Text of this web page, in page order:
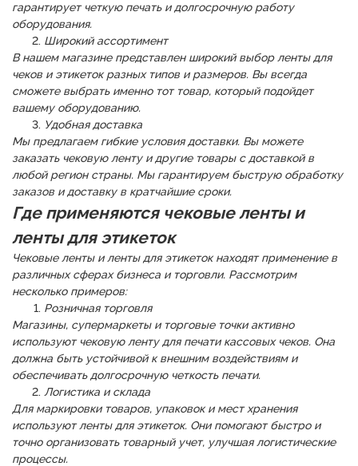
гарантирует четкую печать и долгосрочную работу
оборудования.
Широкий ассортимент
В нашем магазине представлен широкий выбор ленты для
чеков и этикеток разных типов и размеров. Вы всегда
сможете выбрать именно тот товар, который подойдет
вашему оборудованию.
Удобная доставка
Мы предлагаем гибкие условия доставки. Вы можете
заказать чековую ленту и другие товары с доставкой в
любой регион страны. Мы гарантируем быструю обработку
заказов и доставку в кратчайшие сроки.
Где применяются чековые ленты и
ленты для этикеток
Чековые ленты и ленты для этикеток находят применение в
различных сферах бизнеса и торговли. Рассмотрим
несколько примеров:
Розничная торговля
Магазины, супермаркеты и торговые точки активно
используют чековую ленту для печати кассовых чеков. Она
должна быть устойчивой к внешним воздействиям и
обеспечивать долгосрочную четкость печати.
Логистика и склада
Для маркировки товаров, упаковок и мест хранения
используют ленты для этикеток. Они помогают быстро и
точно организовать товарный учет, улучшая логистические
процессы.